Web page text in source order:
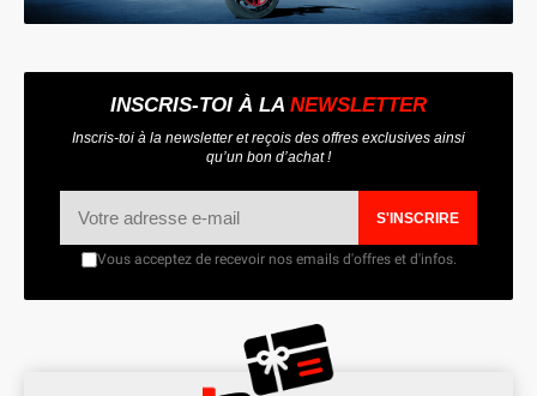
INSCRIS-TOI À LA NEWSLETTER
Inscris-toi à la newsletter et reçois des offres exclusives ainsi
qu’un bon d’achat !
S'INSCRIRE
Vous acceptez de recevoir nos emails d'offres et d'infos.